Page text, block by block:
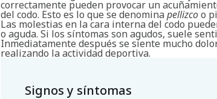
correctamente pueden provocar un
del codo. Esto es lo que se denomina pellizcoo
Las molestias en la cara interna del codo
o aguda. Si los síntomas son agudos, suele
Inmediatamente después se siente mucho
realizando la actividad deportiva.
Signos y síntomas